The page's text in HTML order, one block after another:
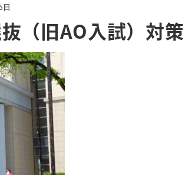
（旧AO入試）対策